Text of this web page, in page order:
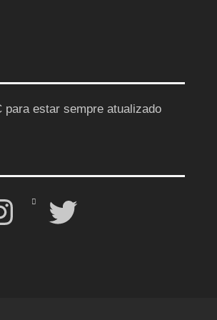
para estar sempre atualizado
Twitter